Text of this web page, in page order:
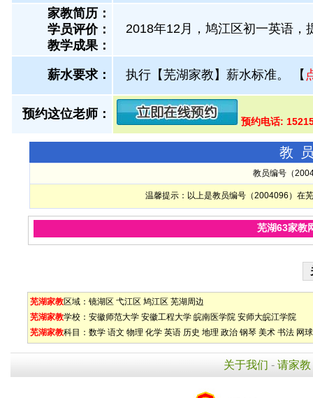
家教简历：
学员评价：
教学成果：
2018年12月，鸠江区初一英语，
薪水要求： 执行【芜湖家教】薪水标准。 【
预约这位老师：
预约电话:
教
教员编号（
温馨提示：以上是教员编号（2004096）在
芜湖63家教
芜湖家教区域： 镜湖区 弋江区 鸠江区 芜湖周边
芜湖家教学校： 安徽师范大学 安徽工程大学 皖南医学院 安师大皖江学院
芜湖家教科目： 数学 语文 物理 化学 英语 历史 地理 政治 钢琴 美术 书法 网球
关于我们 - 请家教